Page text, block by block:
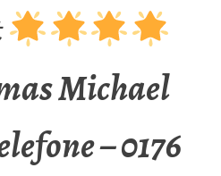
Michael
– 0176